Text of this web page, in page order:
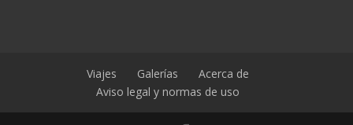
Viajes Galerías
Acerca de
Aviso legal y normas de uso